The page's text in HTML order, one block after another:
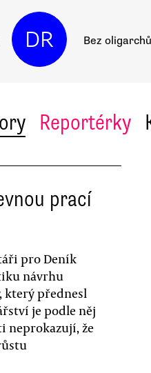
DR Bez
Reportérky
prací
pro Deník
návrhu
který přednesl
je podle něj
neprokazují, že